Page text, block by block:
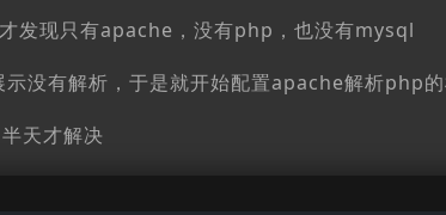
发现只有apache，没有php，也没有mysql
没有解析，于是就开始配置apache解析php
天才解决